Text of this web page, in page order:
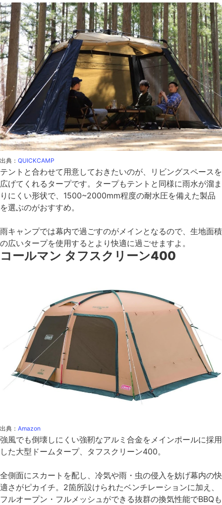
出典： QUICKCAMP
テントと合わせて用意しておきたいのが、リビングスペースを
広げてくれるタープです。タープもテントと同様に雨水が溜ま
りにくい形状で、1500~2000mm程度の耐水圧を備えた製品
を選ぶのがおすすめ。
雨キャンプでは幕内で過ごすのがメインとなるので、生地面積
の広いタープを使用するとより快適に過ごせますよ。
コールマン タフスクリーン400
出典： Amazon
強風でも倒壊しにくい強靭なアルミ合金をメインポールに採用
した大型ドームタープ、タフスクリーン400。
全側面にスカートを配し、冷気や雨・虫の侵入を妨げ幕内の快
適さがピカイチ。2箇所設けられたベンチレーションに加え、
フルオープン・フルメッシュができる抜群の換気性能でBBQも